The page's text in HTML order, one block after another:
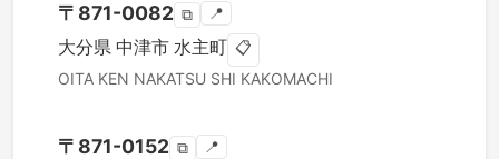
〒 871-0082 ⧉ 📍
大分県 中津市 水主町 📋
OITA KEN NAKATSU SHI KAKOMACHI
〒 871-0152 ⧉ 📍